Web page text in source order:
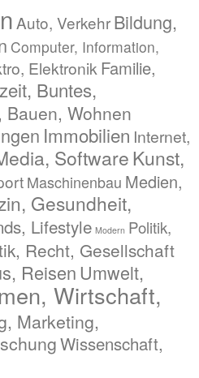
Auto, VerkehrBildung,
Computer, Information,
Elektronik Familie,
Buntes,
Bauen, Wohnen
Immobilien Internet,
SoftwareKunst,
Maschinenbau Medien,
Gesundheit,
Lifestyle Modern Politik,
Recht, Gesellschaft
Reisen Umwelt,
Wirtschaft,
Marketing,
Wissenschaft,